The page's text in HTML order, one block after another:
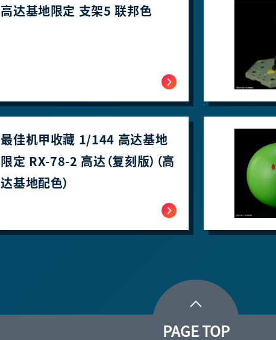
高达基地限定 支架5 联邦色
最佳机甲收藏 1/144 高达基地
限定 RX-78-2 高达（复刻版）（高
达基地配色）
PAGE TOP